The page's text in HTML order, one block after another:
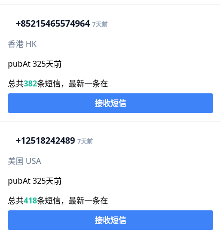
+85215465574964 7天前
香港 HK
pubAt 325天前
总共382条短信，最新一条在
接收短信
+12518242489 7天前
美国 USA
pubAt 325天前
总共418条短信，最新一条在
接收短信